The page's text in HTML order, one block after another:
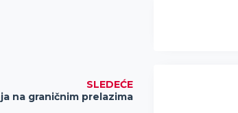
SLEDEĆE
na graničnim prelazima